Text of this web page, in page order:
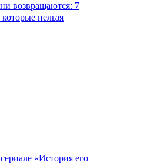
возвращаются: 7
нельзя
«История его